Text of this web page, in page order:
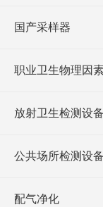
国产采样器
职业卫生物理因
公共场所检测设备
配气净化